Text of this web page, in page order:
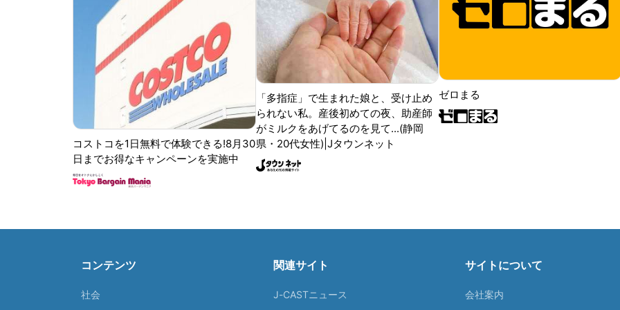
コストコを1日無料で体験できる!8月30
日までお得なキャンペーンを実施中
「多指症」で生まれた娘と、受け止め
られない私。産後初めての夜、助産師
がミルクをあげてるのを見て...(静岡
県・20代女性)|Jタウンネット
ゼロまる
コンテンツ
社会
関連サイト
J-CASTニュース
サイトについて
会社案内